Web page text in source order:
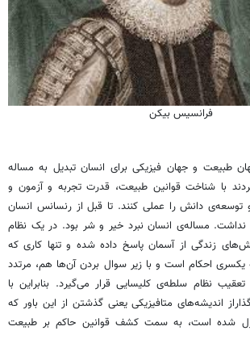
فرانسیس بیکن
طبیعت و جهان فیزیکی برای انسان تبدیل به مساله
با شناخت قوانین طبیعت، قدرت تجربه و آزمون و
و توسعه‌ی دانش را عملی کنند. تا قبل از رنسانس انسان
نداشت. مساله‌ی انسان نبرد خیر و شر بود. در یک نظام
زندگی از آسمان پاسخ داده شده و تنها کاری که
یکسری احکام است و با زیر سوال بردن آن‌ها هم، مرتدد
نظام سلطه‌ی کلیسایی قرار می‌گیرد. بنابراین با
اندیشه‌های متافیزیکی یعنی گذشتن از این باور که
شده است، به سمت کشف قوانین حاکم بر طبیعت